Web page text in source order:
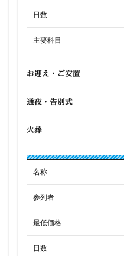
日数
主要科目
お迎え・ご安置
通夜・告別式
火葬
名称
参列者
最低価格
日数